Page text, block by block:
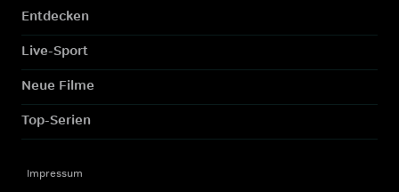
Entdecken
Live-Sport
Neue Filme
Top-Serien
Impressum